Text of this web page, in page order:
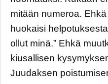
mitään numeroa.
huokaisi
ollut minä.” Ehkä
kiusallisen
Juudaksen